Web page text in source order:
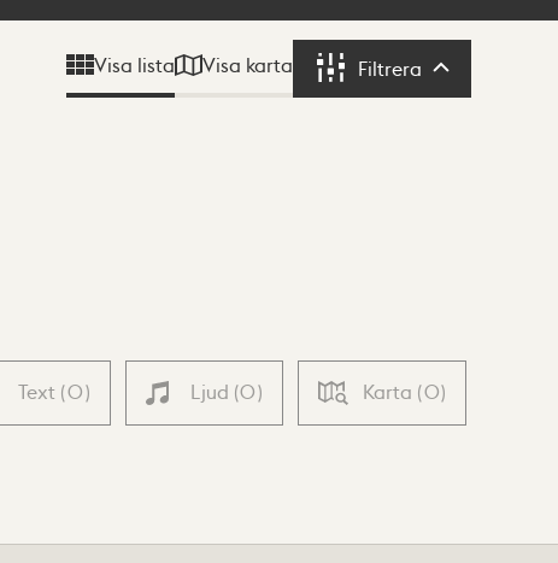
Visa lista Visa karta Filtrera Filtrera
Text (0) Ljud (0) Karta (0)